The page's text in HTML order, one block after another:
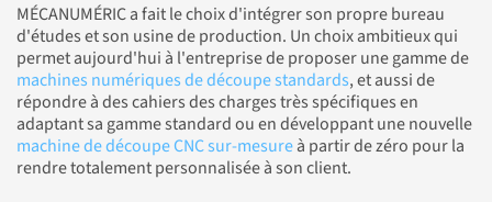
MÉCANUMÉRIC a fait le choix d'intégrer son propre bureau
d'études et son usine de production. Un choix ambitieux qui
permet aujourd'hui à l'entreprise de proposer une gamme de
machines numériques de découpe standards, et aussi de
répondre à des cahiers des charges très spécifiques en
adaptant sa gamme standard ou en développant une nouvelle
machine de découpe CNC sur-mesureà partir de zéro pour la
rendre totalement personnalisée à son client.